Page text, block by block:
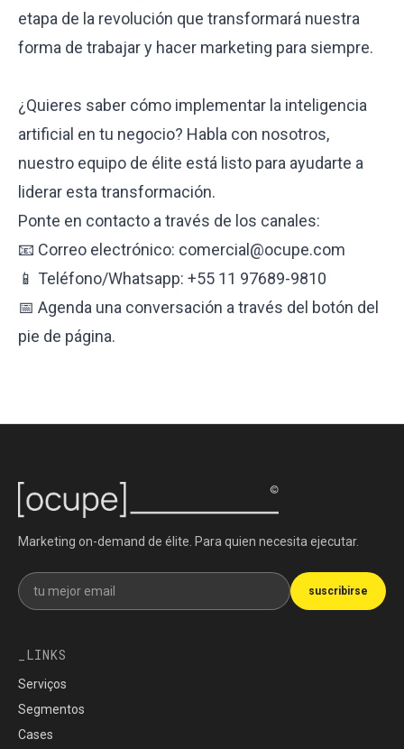
etapa de la revolución que transformará nuestra
forma de trabajar y hacer marketing para siempre.
¿Quieres saber cómo implementar la inteligencia
artificial en tu negocio? Habla con nosotros,
nuestro equipo de élite está listo para ayudarte a
liderar esta transformación.
Ponte en contacto a través de los canales:
📧 Correo electrónico: comercial@ocupe.com
📱 Teléfono/Whatsapp: +55 11 97689-9810
📅 Agenda una conversación a través del botón del
pie de página.
Marketing on-demand de élite. Para quien necesita ejecutar.
Recibe nuestra newsletter
suscribirse
LINKS
Serviços
Segmentos
Cases